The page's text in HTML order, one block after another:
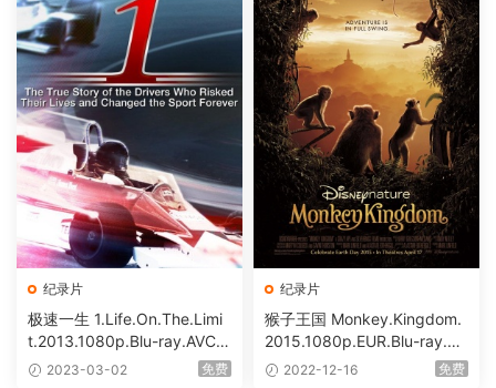
纪录片
极速一生 1.Life.On.The.Limi
t.2013.1080p.Blu-ray.AVC.D
TS-HD.MA.5.1 [BDISO 33.6
2023-03-02 免费
纪录片
猴子王国 Monkey.Kingdom.
2015.1080p.EUR.Blu-ray.AV
C.DTS-HD.MA.5.1 [BDISO 2
2022-12-16 免费